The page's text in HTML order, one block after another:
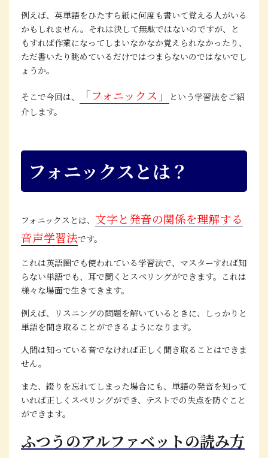
例えば、英単語をひたすら紙に何度も書いて覚える人がいる
かもしれません。それは決して無駄ではないのですが、と
もすれば作業になってしまいなかなか覚えられなかったり、
ただ書いたり眺めているだけではつまらないのではないでし
ょうか。
そこで今回は、 「フォニックス 」
という学習法をご紹
介します。
フォニックスとは？
フォニックスとは、 文字と発音の関係を理解する
音声学習法です。
これは英語圏でも使われている学習法で、マスターすれば知
らない単語でも、耳で聞くとスペリングができます。これは
様々な場面で生きてきます。
例えば、リスニングの問題を解いているときに、しっかりと
単語を聞き取ることができるようになります。
人間は知っている音でなければ正しく聞き取ることはできま
せん。
また、綴りを忘れてしまった場合にも、単語の発音を知って
いれば正しくスペリングができ、テストでの失点を防ぐこと
ができます。
ふつうのアルファベットの読み方